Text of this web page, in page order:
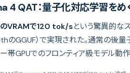
4 QAT：量子化対応学習をめ
VRAMで120 tok/sという驚異的な
のGGUF）で実現された。通常の後
ー帯GPUでのフロンティア級モデル動